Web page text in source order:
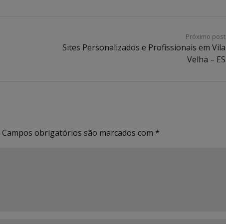
Próximo post
Sites Personalizados e Profissionais em Vila
Velha – ES
Campos obrigatórios são marcados com *